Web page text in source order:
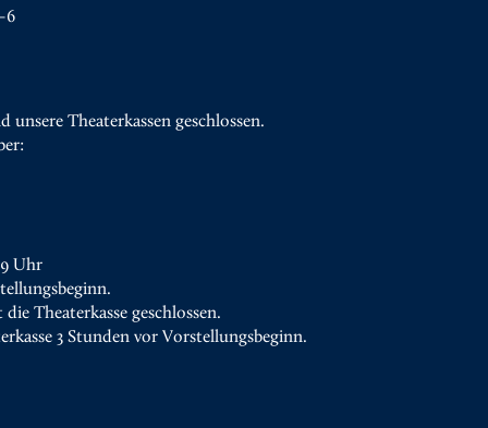
Theaterkassen geschlossen.
Uhr
Theaterkasse geschlossen.
3 Stunden vor Vorstellungsbeginn.